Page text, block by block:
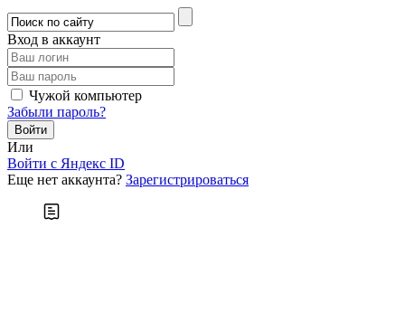
Вход в аккаунт
Чужой компьютер
Забыли пароль?
Или
Войти c Яндекс ID
Еще нет аккаунта? Зарегистрироваться